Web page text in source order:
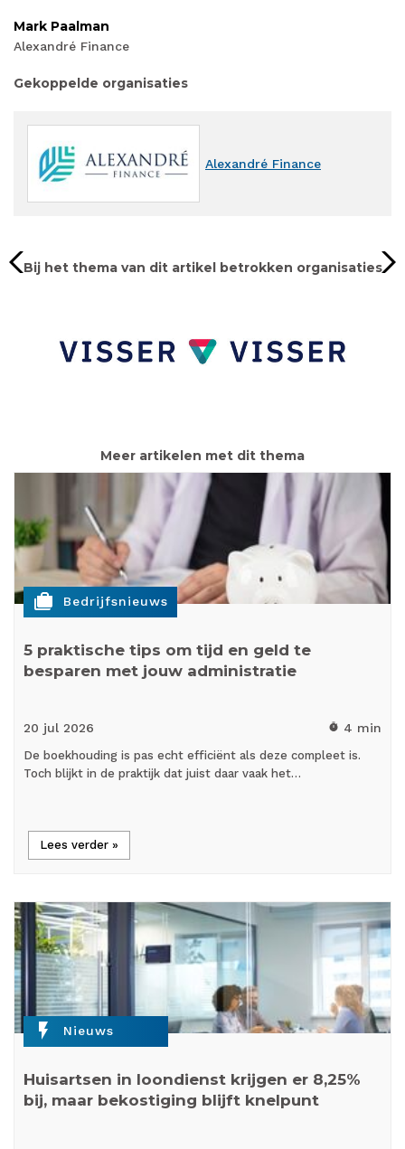
Mark Paalman
Alexandré Finance
Gekoppelde organisaties
Alexandré Finance
Bij het thema van dit artikel betrokken organisaties
Meer artikelen met dit thema
cases Bedrijfsnieuws
5 praktische tips om tijd en geld te
besparen met jouw administratie
20 jul 2026 timer 4 min
De boekhouding is pas echt efficiënt als deze compleet is.
Toch blijkt in de praktijk dat juist daar vaak het…
Lees verder »
flash_on Nieuws
Huisartsen in loondienst krijgen er 8,25%
bij, maar bekostiging blijft knelpunt